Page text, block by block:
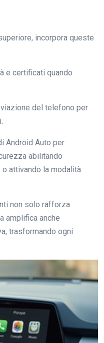
incorpora queste
e certificati quando
del telefono per
Android Auto per
abilitando
attivando la modalità
non solo rafforza
amplifica anche
trasformando ogni